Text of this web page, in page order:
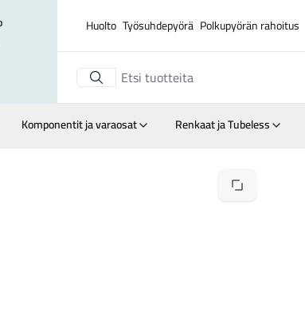
Huolto Työsuhdepyörä Polkupyörän rahoitus
Komponentit ja varaosat Renkaat ja Tubeless
Suurenna kuva